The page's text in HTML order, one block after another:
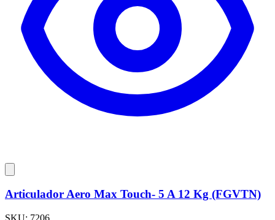
Articulador Aero Max Touch- 5 A 12 Kg (FGVTN)
SKU: 7206